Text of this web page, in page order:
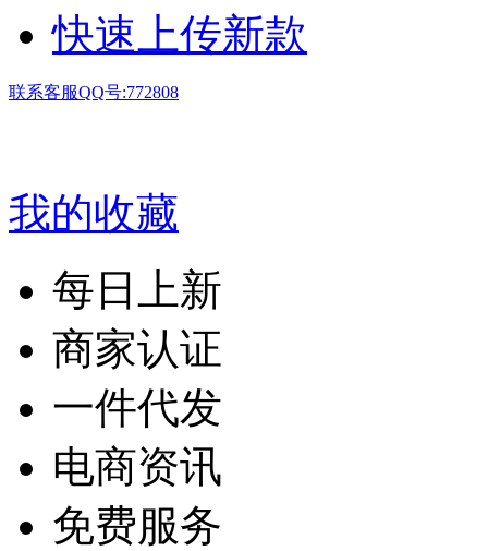
快速上传新款
联系客服QQ号:772808
我的收藏
每日上新
商家认证
一件代发
电商资讯
免费服务